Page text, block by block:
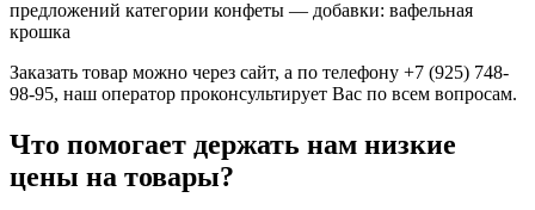
предложений категории конфеты — добавки: вафельная
крошка
Заказать товар можно через сайт, а по телефону +7 (925) 748-
98-95, наш оператор проконсультирует Вас по всем вопросам.
Что помогает держать нам низкие
цены на товары?